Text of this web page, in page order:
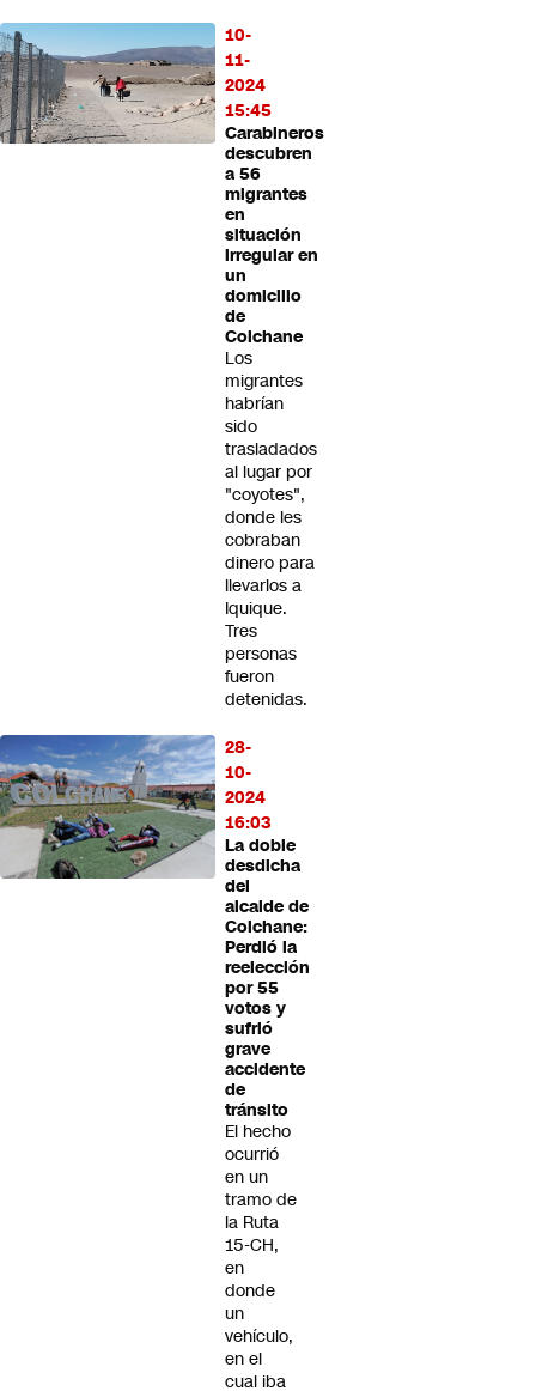
10-
11-
2024
15:45
Carabineros
descubren
a 56
migrantes
en
situación
irregular en
un
domicilio
de
Colchane
Los
migrantes
habrían
sido
trasladados
al lugar por
"coyotes",
donde les
cobraban
dinero para
llevarlos a
Iquique.
Tres
personas
fueron
detenidas.
28-
10-
2024
16:03
La doble
desdicha
del
alcalde de
Colchane:
Perdió la
reelección
por 55
votos y
sufrió
grave
accidente
de
tránsito
El hecho
ocurrió
en un
tramo de
la Ruta
15-CH,
en
donde
un
vehículo,
en el
cual iba